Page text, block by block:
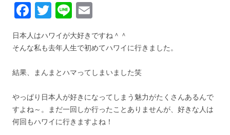
F
c
b
o
o
k
T
tt
Li
e
ail
日本人はハワイが大好きですね＾＾
そんな私も去年人生で初めてハワイに行きました。
結果、まんまとハマってしまいました笑
やっぱり日本人が好きになってしまう魅力がたくさんあるんで
すよね～。まだ一回しか行ったことありませんが、好きな人は
何回もハワイに行きますよね！